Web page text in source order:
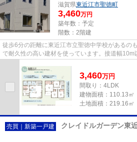
滋賀県東近江市聖徳町
3,460万円
築年数：予定
階数：2階建
徒歩6分の距離に東近江市立聖徳中学校があるの
で耐久性の高い建材を使っています。接道幅
3,460万円
間取り：4LDK
建物面積： 110.13㎡
土地面積： 219.16㎡
売買｜新築一戸建 クレイドルガーデン東